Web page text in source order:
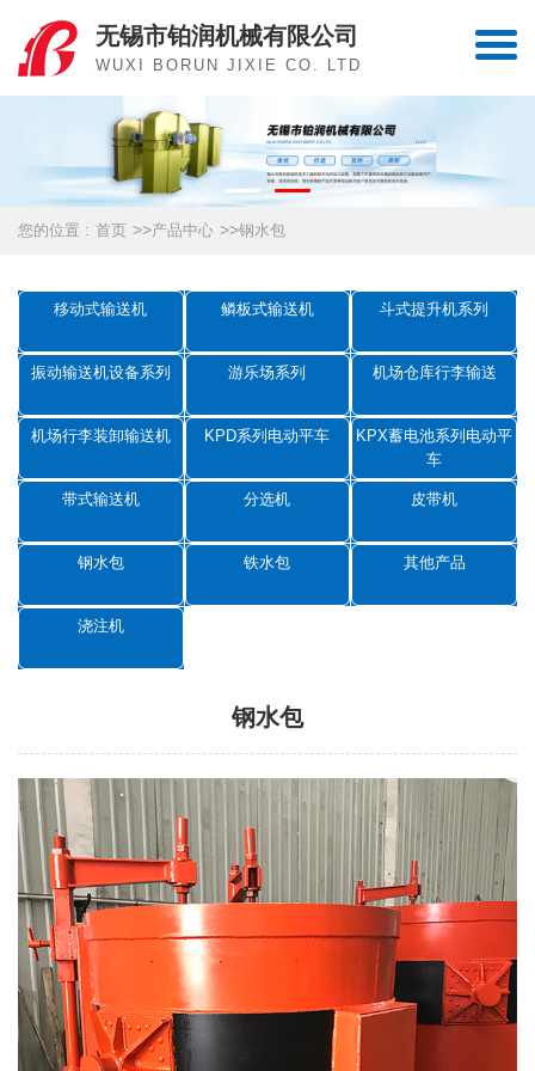
无锡市铂润机械有限公司
WUXI BORUN JIXIE CO. LTD
您的位置 : 首页 >>产品中心 >>钢水包
移动式输送机 鳞板式输送机 斗式提升机系列
振动输送机设备系列 游乐场系列 机场仓库行李输送
机场行李装卸输送机 KPD系列电动平车
KPX蓄电池系列电动平
车
带式输送机 分选机 皮带机
钢水包 铁水包 其他产品
浇注机
钢水包